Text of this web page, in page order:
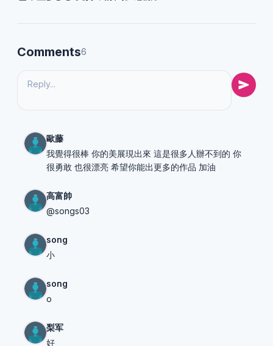
Comments6
歐藤
我覺得很棒 你的美展現出來 這是很多人辦不到的 你
很勇敢 也很漂亮 希望你能出更多的作品 加油
高富帥
@songs03
song
小
song
o
梨军
好